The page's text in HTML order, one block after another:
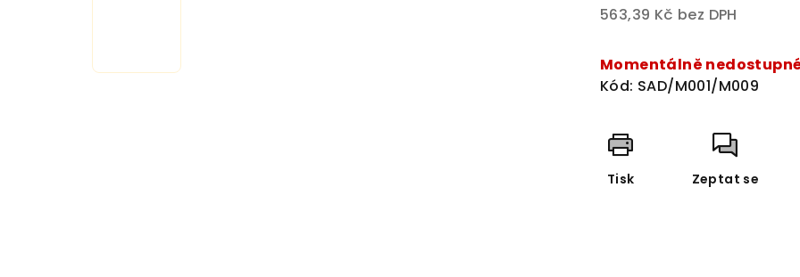
563,39 Kč bez DPH
cena:
Momentálně
Kód: SAD/M001/M009
Tisk Zeptat se